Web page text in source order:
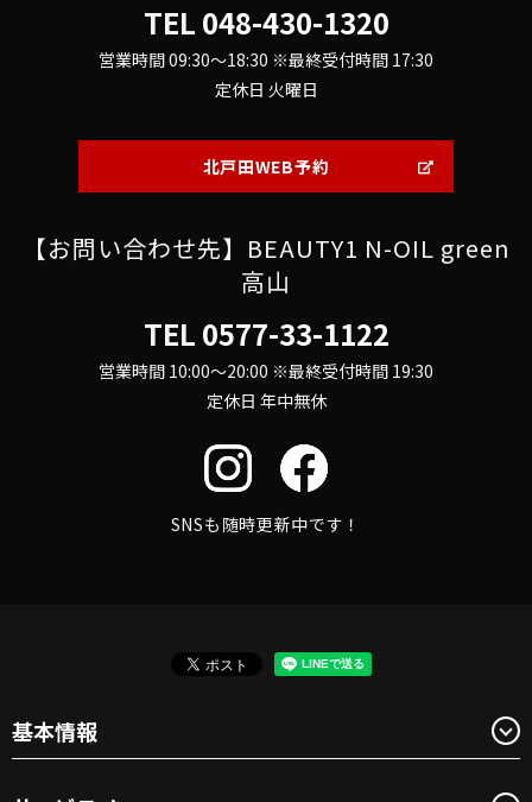
TEL 048-430-1320
営業時間 09:30～18:30 ※最終受付時間 17:30
定休日 火曜日
北戸田WEB予約
【お問い合わせ先】BEAUTY1 N-OIL green
高山
TEL 0577-33-1122
営業時間 10:00～20:00 ※最終受付時間 19:30
定休日 年中無休
SNSも随時更新中です！
基本情報